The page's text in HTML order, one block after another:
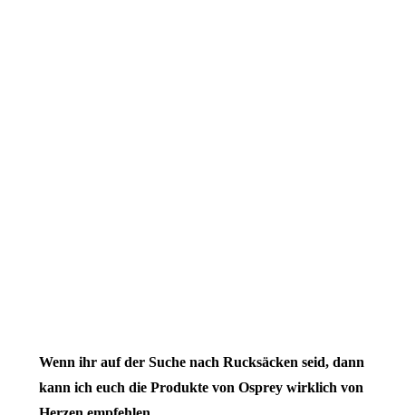
Wenn ihr auf der Suche nach Rucksäcken seid, dann
kann ich euch die Produkte von Osprey wirklich von